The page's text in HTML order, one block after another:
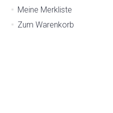
Meine Merkliste
Zum Warenkorb